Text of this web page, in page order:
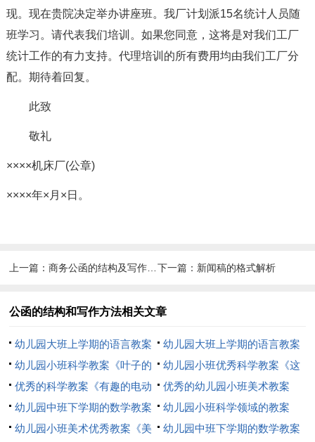
现。现在贵院决定举办讲座班。我厂计划派15名统计人员随
班学习。请代表我们培训。如果您同意，这将是对我们工厂
统计工作的有力支持。代理培训的所有费用均由我们工厂分
配。期待着回复。
此致
敬礼
××××机床厂(公章)
××××年×月×日。
上一篇：商务公函的结构及写作方法 下一篇： 新闻稿的格式解析
公函的结构和写作方法相关文章
幼儿园大班上学期的语言教案
《传递微笑》包含反思
幼儿园大班上学期的语言教案
《传递微笑》包含反思
幼儿园小班科学教案《叶子的
小秘密》包含反思
幼儿园小班优秀科学教案《这
是谁的蛋宝宝》包含反思
优秀的科学教案《有趣的电动
玩具》包含反思
优秀的幼儿园小班美术教案
《有趣的叶子装饰》包含反思
幼儿园中班下学期的数学教案
《月饼店》包括反思
幼儿园小班科学领域的教案
《会跳舞的纸宝宝》包含反思
幼儿园小班美术优秀教案《美
幼儿园中班下学期的数学教案